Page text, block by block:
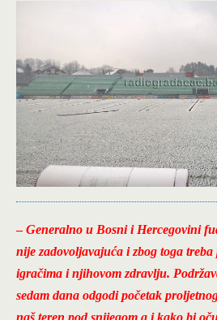
–Generalno u Bosni i Hercegovini
nije zadovoljavajuća i zbog toga
igračima i njihovom zdravlju.
sedam dana odgodi početak